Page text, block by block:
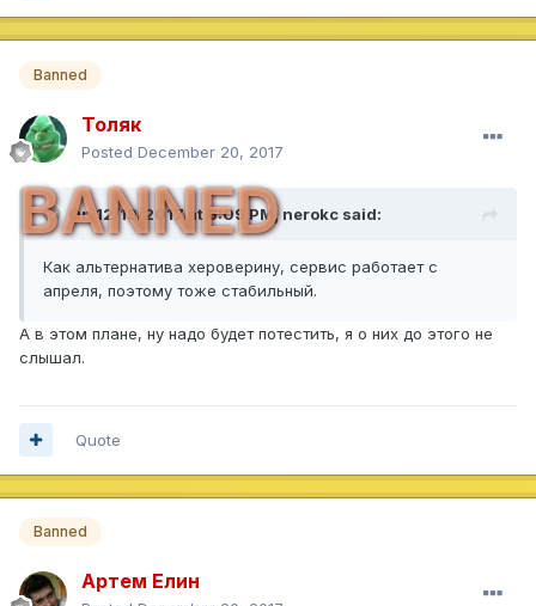
Banned
Толяк
Posted December 20, 2017
BANNED
On 12/19/2017 at 6:09 PM, nerokc said:
Как альтернатива хероверину, сервис работает с
апреля, поэтому тоже стабильный.
А в этом плане, ну надо будет потестить, я о них до этого не
слышал.
Quote
Banned
Артем Елин